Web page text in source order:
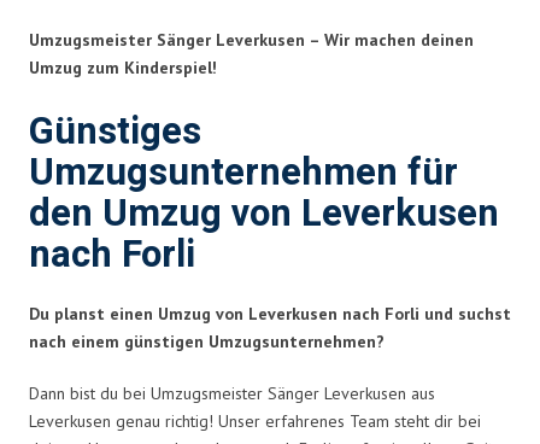
Umzugsmeister Sänger Leverkusen – Wir machen deinen
Umzug zum Kinderspiel!
Günstiges
Umzugsunternehmen für
den Umzug von Leverkusen
nach Forli
Du planst einen Umzug von Leverkusen nach Forli und suchst
nach einem günstigen Umzugsunternehmen?
Dann bist du bei Umzugsmeister Sänger Leverkusen aus
Leverkusen genau richtig! Unser erfahrenes Team steht dir bei